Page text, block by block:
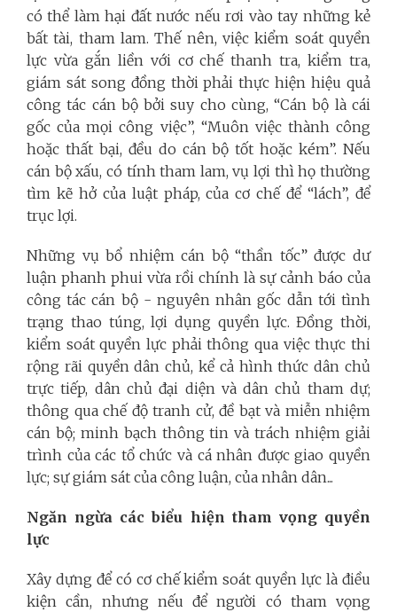
có thể làm hại đất nước nếu rơi vào tay những kẻ
bất tài, tham lam. Thế nên, việc kiểm soát quyền
lực vừa gắn liền với cơ chế thanh tra, kiểm tra,
giám sát song đồng thời phải thực hiện hiệu quả
công tác cán bộ bởi suy cho cùng, “Cán bộ là cái
gốc của mọi công việc”, “Muôn việc thành công
hoặc thất bại, đều do cán bộ tốt hoặc kém”. Nếu
cán bộ xấu, có tính tham lam, vụ lợi thì họ thường
tìm kẽ hở của luật pháp, của cơ chế để “lách”, để
trục lợi.
Những vụ bổ nhiệm cán bộ “thần tốc” được dư
luận phanh phui vừa rồi chính là sự cảnh báo của
công tác cán bộ - nguyên nhân gốc dẫn tới tình
trạng thao túng, lợi dụng quyền lực. Đồng thời,
kiểm soát quyền lực phải thông qua việc thực thi
rộng rãi quyền dân chủ, kể cả hình thức dân chủ
trực tiếp, dân chủ đại diện và dân chủ tham dự;
thông qua chế độ tranh cử, đề bạt và miễn nhiệm
cán bộ; minh bạch thông tin và trách nhiệm giải
trình của các tổ chức và cá nhân được giao quyền
lực; sự giám sát của công luận, của nhân dân...
Ngăn ngừa các biểu hiện tham vọng quyền
lực
Xây dựng để có cơ chế kiểm soát quyền lực là điều
kiện cần, nhưng nếu để người có tham vọng